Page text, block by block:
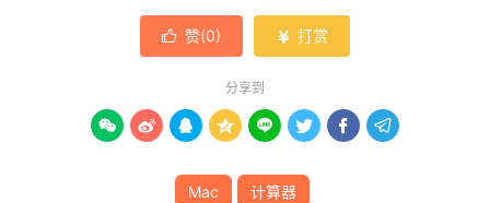
 赞(0)  打赏
分享到
       
Mac 计算器